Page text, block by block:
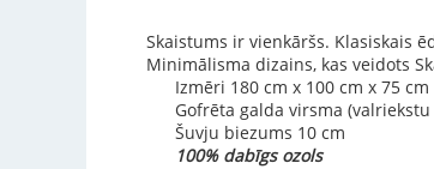
Skaistums ir vienkāršs. Klasiskais
Minimālisma dizains, kas veidots
Izmēri 180 cm x 100 cm x 75 cm
Gofrēta galda virsma (valriekstu
Šuvju biezums 10 cm
100% dabīgs ozols